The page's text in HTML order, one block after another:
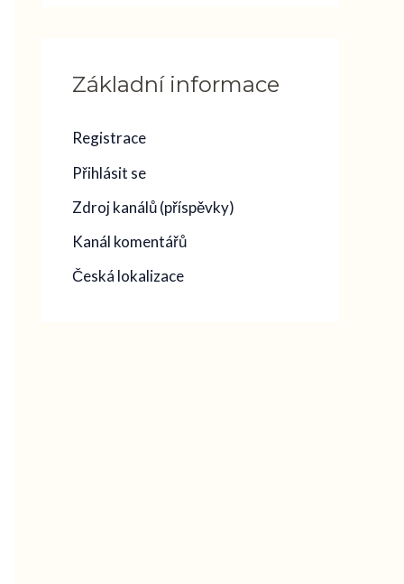
Základní informace
Registrace
Přihlásit se
Zdroj kanálů (příspěvky)
Kanál komentářů
Česká lokalizace